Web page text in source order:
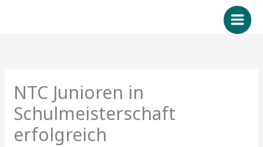
NTC Junioren in
Schulmeisterschaft
erfolgreich